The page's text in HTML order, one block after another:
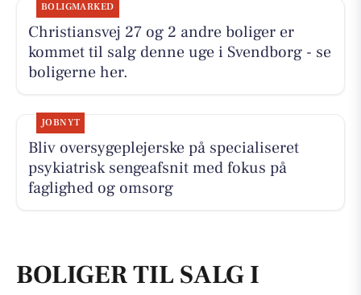
BOLIGMARKED
Christiansvej 27 og 2 andre boliger er
kommet til salg denne uge i Svendborg - se
boligerne her.
JOBNYT
Bliv oversygeplejerske på specialiseret
psykiatrisk sengeafsnit med fokus på
faglighed og omsorg
BOLIGER TIL SALG I